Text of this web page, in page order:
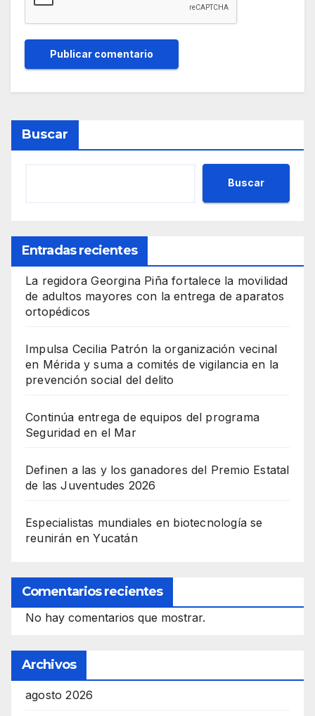
Buscar
Buscar
Entradas recientes
La regidora Georgina Piña fortalece la movilidad
de adultos mayores con la entrega de aparatos
ortopédicos
Impulsa Cecilia Patrón la organización vecinal
en Mérida y suma a comités de vigilancia en la
prevención social del delito
Continúa entrega de equipos del programa
Seguridad en el Mar
Definen a las y los ganadores del Premio Estatal
de las Juventudes 2026
Especialistas mundiales en biotecnología se
reunirán en Yucatán
Comentarios recientes
No hay comentarios que mostrar.
Archivos
agosto 2026